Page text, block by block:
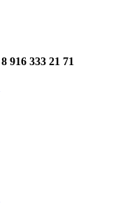
8 916 333 21 71